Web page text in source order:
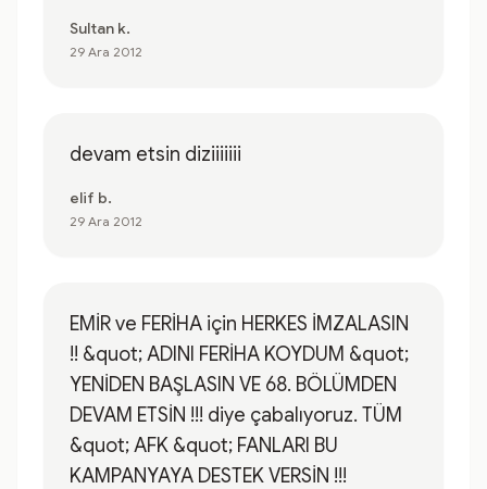
Sultan k.
29 Ara 2012
devam etsin diziiiiiii
elif b.
29 Ara 2012
EMİR ve FERİHA için HERKES İMZALASIN
!! &quot; ADINI FERİHA KOYDUM &quot;
YENİDEN BAŞLASIN VE 68. BÖLÜMDEN
DEVAM ETSİN !!! diye çabalıyoruz. TÜM
&quot; AFK &quot; FANLARI BU
KAMPANYAYA DESTEK VERSİN !!!